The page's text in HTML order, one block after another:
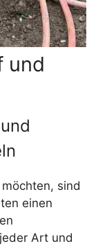
und
sind
einen
Art und